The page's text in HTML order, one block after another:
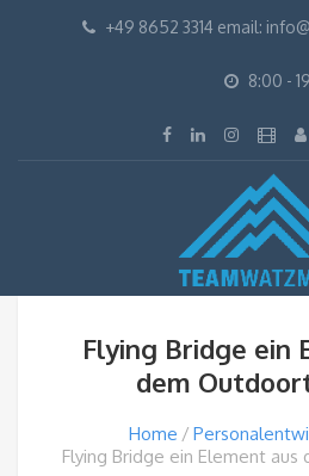
+49 8652 3314 email:
8:00 -
Flying Bridge ein
dem
Home
Flying Bridge ein Element